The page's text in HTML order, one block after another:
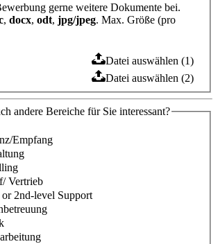
gerne weitere Dokumente bei.
, docx, odt, jpg/jpeg. Max. Größe (pro
Datei auswählen (1)
Datei auswählen (2)
andere Bereiche für Sie interessant?
Empfang
Vertrieb
2nd-level Support